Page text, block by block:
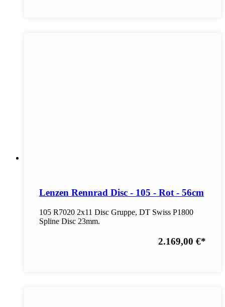
Lenzen Rennrad Disc - 105 - Rot - 56cm
105 R7020 2x11 Disc Gruppe, DT Swiss P1800
Spline Disc 23mm.
2.169,00 €*